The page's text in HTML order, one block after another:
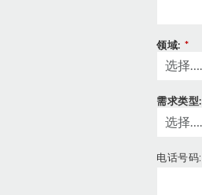
*
领域:
需求类型:
电话号码: